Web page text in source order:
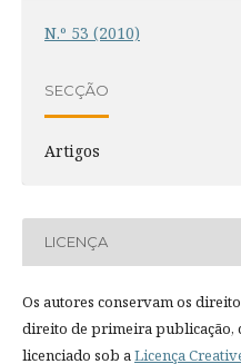
N.º 53 (2010)
SECÇÃO
Artigos
LICENÇA
Os autores conservam os
direito de primeira publicação,
licenciado sob aLicença